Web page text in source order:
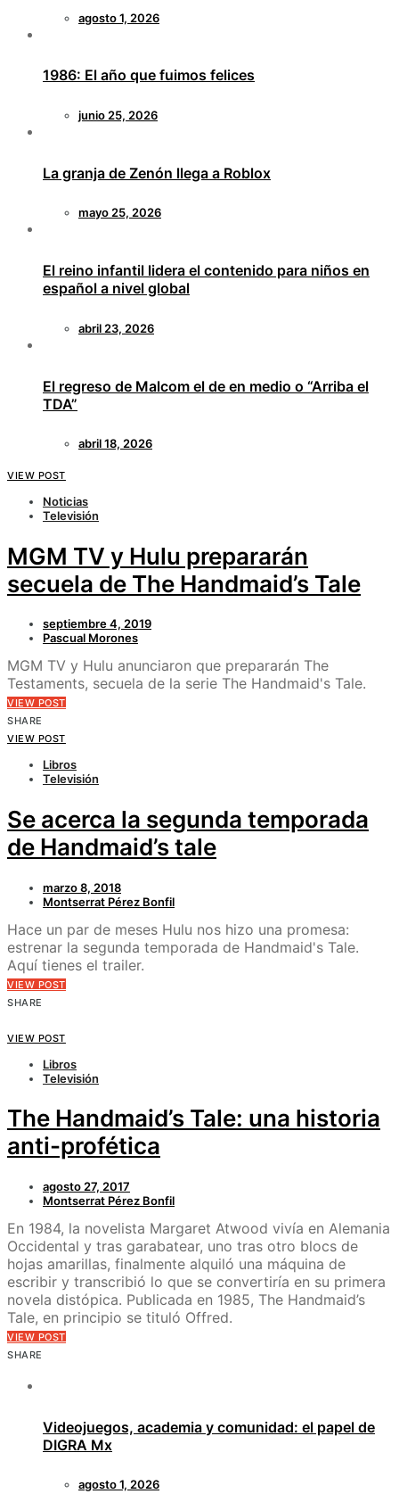
agosto 1, 2026
1986: El año que fuimos felices
junio 25, 2026
La granja de Zenón llega a Roblox
mayo 25, 2026
El reino infantil lidera el contenido para niños en
español a nivel global
abril 23, 2026
El regreso de Malcom el de en medio o “Arriba el
TDA”
abril 18, 2026
VIEW POST
Noticias
Televisión
MGM TV y Hulu prepararán
secuela de The Handmaid’s Tale
septiembre 4, 2019
Pascual Morones
MGM TV y Hulu anunciaron que prepararán The
Testaments, secuela de la serie The Handmaid's Tale.
VIEW POST
SHARE
VIEW POST
Libros
Televisión
Se acerca la segunda temporada
de Handmaid’s tale
marzo 8, 2018
Montserrat Pérez Bonfil
Hace un par de meses Hulu nos hizo una promesa:
estrenar la segunda temporada de Handmaid's Tale.
Aquí tienes el trailer.
VIEW POST
SHARE
VIEW POST
Libros
Televisión
The Handmaid’s Tale: una historia
anti-profética
agosto 27, 2017
Montserrat Pérez Bonfil
En 1984, la novelista Margaret Atwood vivía en Alemania
Occidental y tras garabatear, uno tras otro blocs de
hojas amarillas, finalmente alquiló una máquina de
escribir y transcribió lo que se convertiría en su primera
novela distópica. Publicada en 1985, The Handmaid’s
Tale, en principio se tituló Offred.
VIEW POST
SHARE
Videojuegos, academia y comunidad: el papel de
DIGRA Mx
agosto 1, 2026